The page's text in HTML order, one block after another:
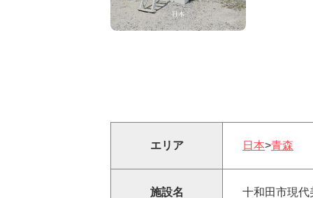
エリア 日本>青森
施設名 十和田市現代